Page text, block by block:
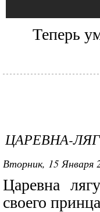
Теперь
ЦАРЕВНА-
Вторник, 15 Января
Царевна
своего